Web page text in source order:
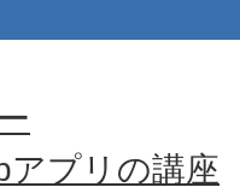
アプリの講座